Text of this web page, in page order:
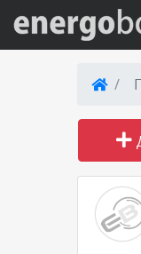
Вход на
Поиск по
Справка